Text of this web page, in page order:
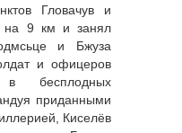
Гловачув и
на 9 км и занял
и Бжуза
и офицеров
в бесплодных
приданными
Киселёв